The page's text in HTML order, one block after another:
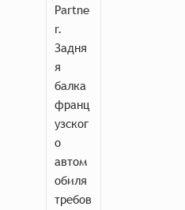
Partne
r.
Задня
я
балка
франц
узског
о
автом
обиля
требов